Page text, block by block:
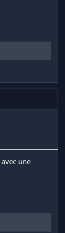
avec une